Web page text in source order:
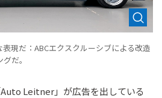
現だ：ABCエクスクルーシブによる改造
だ。
Leitner」が広告を出している